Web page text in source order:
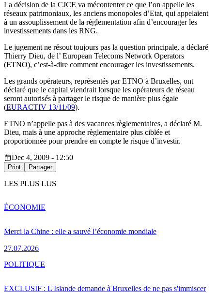
La décision de la CJCE va mécontenter ce que l’on appelle les
réseaux patrimoniaux, les anciens monopoles d’Etat, qui appelaient
à un assouplissement de la réglementation afin d’encourager les
investissements dans les RNG.
Le jugement ne résout toujours pas la question principale, a déclaré
Thierry Dieu, de l’ European Telecoms Network Operators
(ETNO), c’est-à-dire comment encourager les investissements.
Les grands opérateurs, représentés par ETNO à Bruxelles, ont
déclaré que le capital viendrait lorsque les opérateurs de réseau
seront autorisés à partager le risque de manière plus égale
(EURACTIV 13/11/09).
ETNO n’appelle pas à des vacances règlementaires, a déclaré M.
Dieu, mais à une approche règlementaire plus ciblée et
proportionnée pour prendre en compte le risque d’investir.
Dec 4, 2009 - 12:50
Print Partager
LES PLUS LUS
Merci la Chine : elle a sauvé l’économie mondiale
27.07.2026
ÉCONOMIE
EXCLUSIF : L'Islande demande à Bruxelles de ne pas s'immiscer
POLITIQUE